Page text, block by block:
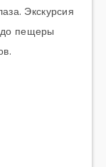
Экскурсия
до пещеры